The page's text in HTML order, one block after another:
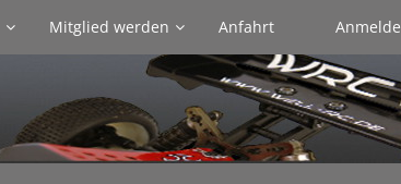
Mitglied werden Anfahrt